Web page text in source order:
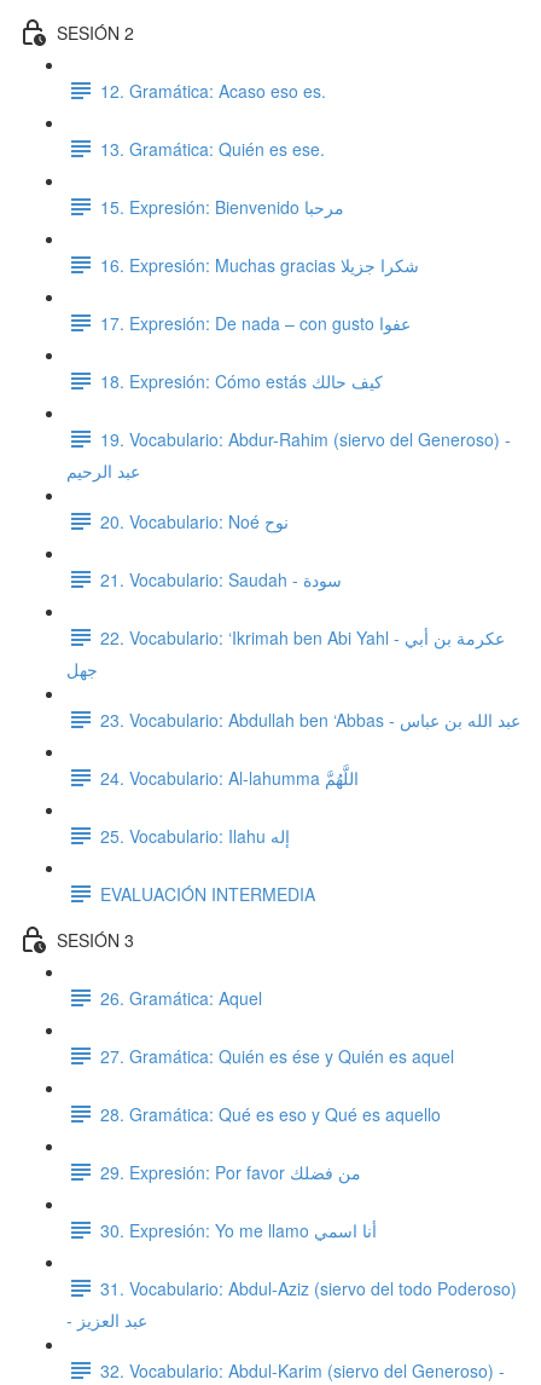
SESIÓN 2
12. Gramática: Acaso eso es.
13. Gramática: Quién es ese.
15. Expresión: Bienvenido مرحبا
16. Expresión: Muchas gracias شكرا جزيلا
17. Expresión: De nada – con gusto عفوا
18. Expresión: Cómo estás كيف حالك
19. Vocabulario: Abdur-Rahim (siervo del Generoso) -
عبد الرحيم
20. Vocabulario: Noé نوح
21. Vocabulario: Saudah - سودة
22. Vocabulario: ‘Ikrimah ben Abi Yahl - عكرمة بن أبي
جهل
23. Vocabulario: Abdullah ben ‘Abbas - عبد الله بن عباس
24. Vocabulario: Al-lahumma اللَّهُمَّ
25. Vocabulario: Ilahu إله
EVALUACIÓN INTERMEDIA
SESIÓN 3
26. Gramática: Aquel
27. Gramática: Quién es ése y Quién es aquel
28. Gramática: Qué es eso y Qué es aquello
29. Expresión: Por favor من فضلك
30. Expresión: Yo me llamo أنا اسمي
31. Vocabulario: Abdul-Aziz (siervo del todo Poderoso)
- عبد العزيز
32. Vocabulario: Abdul-Karim (siervo del Generoso) -